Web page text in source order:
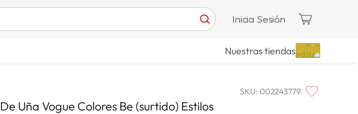
Inicia Sesión
Nuestras tiendas
SKU: 002243779
Uña Vogue Colores Be (surtido) Estilos